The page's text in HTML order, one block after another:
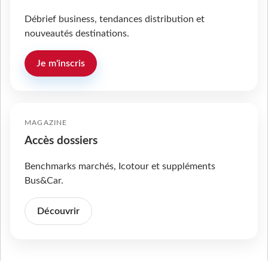
Débrief business, tendances distribution et
nouveautés destinations.
Je m'inscris
MAGAZINE
Accès dossiers
Benchmarks marchés, Icotour et suppléments
Bus&Car.
Découvrir